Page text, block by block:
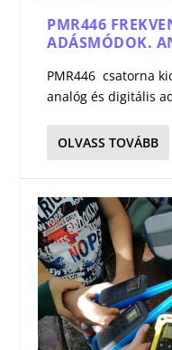
PMR446
ADÁSMÓDOK.
PMR446 csatorna
analóg és digitális
OLVASS TOVÁBB